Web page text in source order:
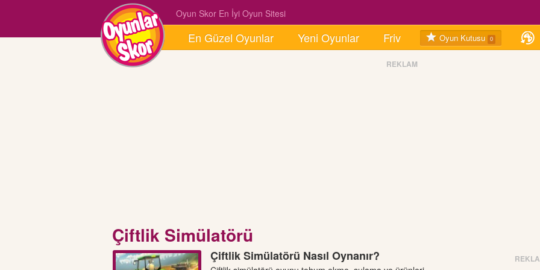
En Güzel Oyunlar Yeni Oyunlar Friv Oyun Kutusu 0
Oyun Skor En İyi Oyun Sitesi
REKLAM
Çiftlik Simülatörü
Çiftlik Simülatörü Nasıl Oynanır?